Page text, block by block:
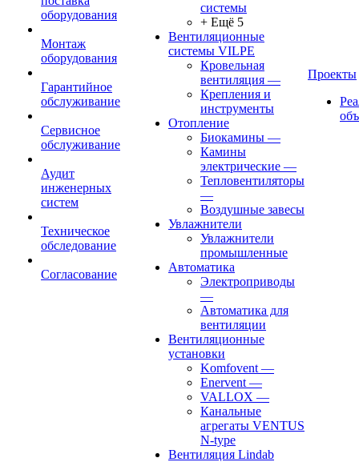
оборудования
Монтаж
оборудования
Гарантийное
обслуживание
Сервисное
обслуживание
Аудит
инженерных
систем
Техническое
обследование
Согласование
системы
+ Ещё 5
Вентиляционные
системы VILPE
Кровельная
вентиляция —
Крепления и
инструменты
Отопление
Биокамины —
Камины
электрические —
Тепловентиляторы
—
Воздушные завесы
Увлажнители
Увлажнители
промышленные
Автоматика
Электроприводы
—
Автоматика для
вентиляции
Вентиляционные
установки
Komfovent —
Enervent —
VALLOX —
Канальные
агрегаты VENTUS
N-type
Вентиляция Lindab
Проекты